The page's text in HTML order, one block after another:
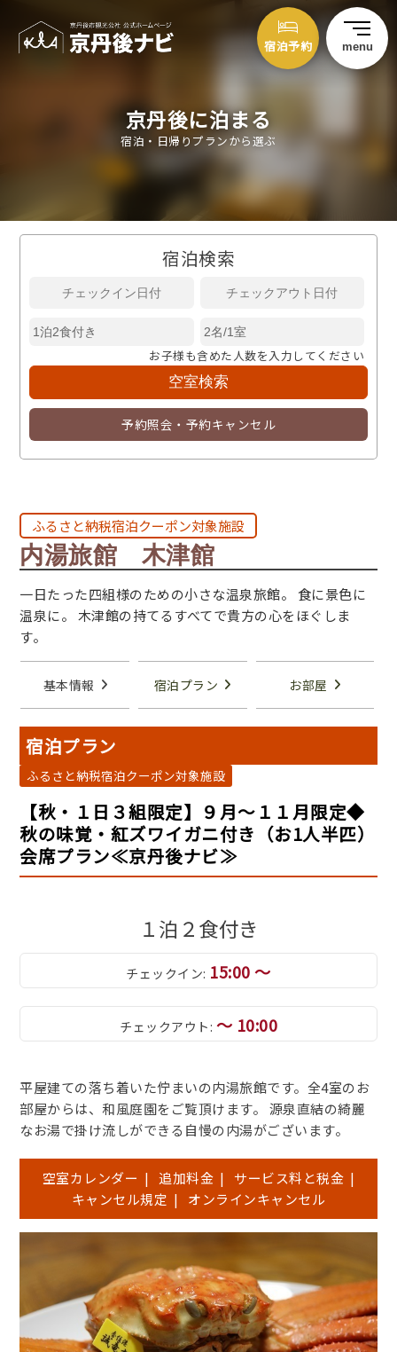
宿泊予約 menu
京丹後に泊まる
宿泊・日帰りプランから選ぶ
宿泊検索
お子様も含めた人数を入力してください
予約照会・予約キャンセル
ふるさと納税宿泊クーポン対象施設
内湯旅館 木津館
一日たった四組様のための小さな温泉旅館。 食に景色に
温泉に。 木津館の持てるすべてで貴方の心をほぐしま
す。
基本情報 宿泊プラン お部屋
宿泊プラン
ふるさと納税宿泊クーポン対象施設
【秋・１日３組限定】９月～１１月限定◆
秋の味覚・紅ズワイガニ付き（お1人半匹）
会席プラン≪京丹後ナビ≫
１泊２食付き
チェックイン: 15:00 ～
チェックアウト: ～ 10:00
平屋建ての落ち着いた佇まいの内湯旅館です。全4室のお
部屋からは、和風庭園をご覧頂けます。 源泉直結の綺麗
なお湯で掛け流しができる自慢の内湯がございます。
空室カレンダー | 追加料金 | サービス料と税金 |
キャンセル規定 | オンラインキャンセル